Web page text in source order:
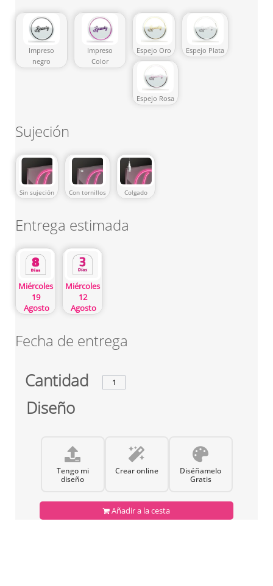
Impreso
negro
Impreso
Color
Espejo Oro Espejo Plata
Espejo Rosa
Sujeción
Sin sujeción Con tornillos Colgado
Entrega estimada
Miércoles
19
Agosto
Miércoles
12
Agosto
Fecha de entrega
Cantidad
Diseño
Tengo mi
diseño
Crear online
Diséñamelo
Gratis
Añadir a la cesta